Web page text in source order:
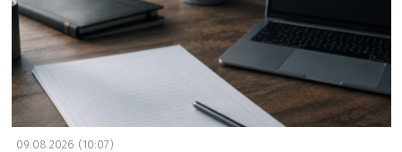
09.08.2026 (10:07)